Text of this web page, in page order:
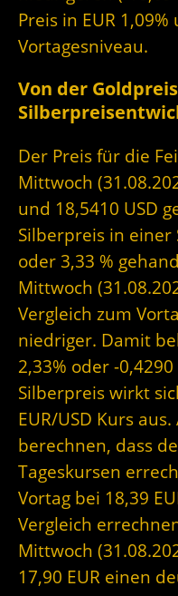
Preis in EUR
Vortagesniveau.
Von der
Der Preis für die
Mittwoch
und 18,5410 USD
Silberpreis in einer
oder 3,33 %
Mittwoch
Vergleich zum
niedriger. Damit
2,33% oder -
Silberpreis wirkt
EUR/USD Kurs
berechnen, dass
Tageskursen
Vortag bei 18,39
Vergleich
Mittwoch
17,90 EUR einen